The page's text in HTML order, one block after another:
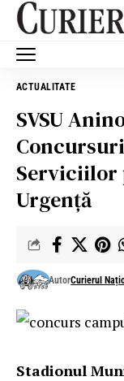
ACTUALITATE
SVSU
Serviciilor
Urgenţă
AutorCurierul
Stadionul